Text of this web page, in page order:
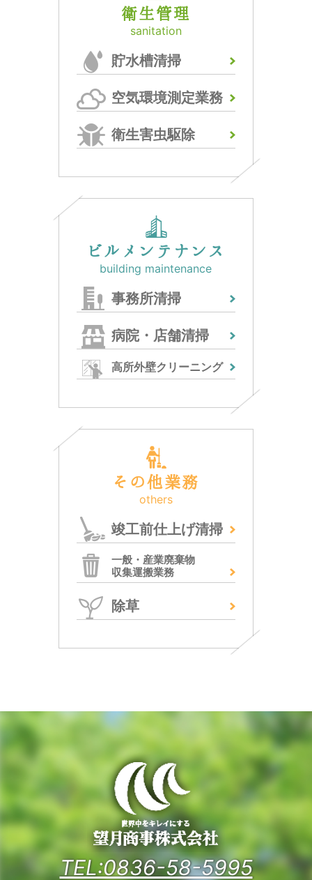
衛生管理
sanitation
貯水槽清掃
空気環境測定業務
衛生害虫駆除
ビルメンテナンス
building maintenance
事務所清掃
病院・店舗清掃
高所外壁クリーニング
その他業務
others
竣工前仕上げ清掃
一般・産業廃棄物
収集運搬業務
除草
TEL:0836-58-5995